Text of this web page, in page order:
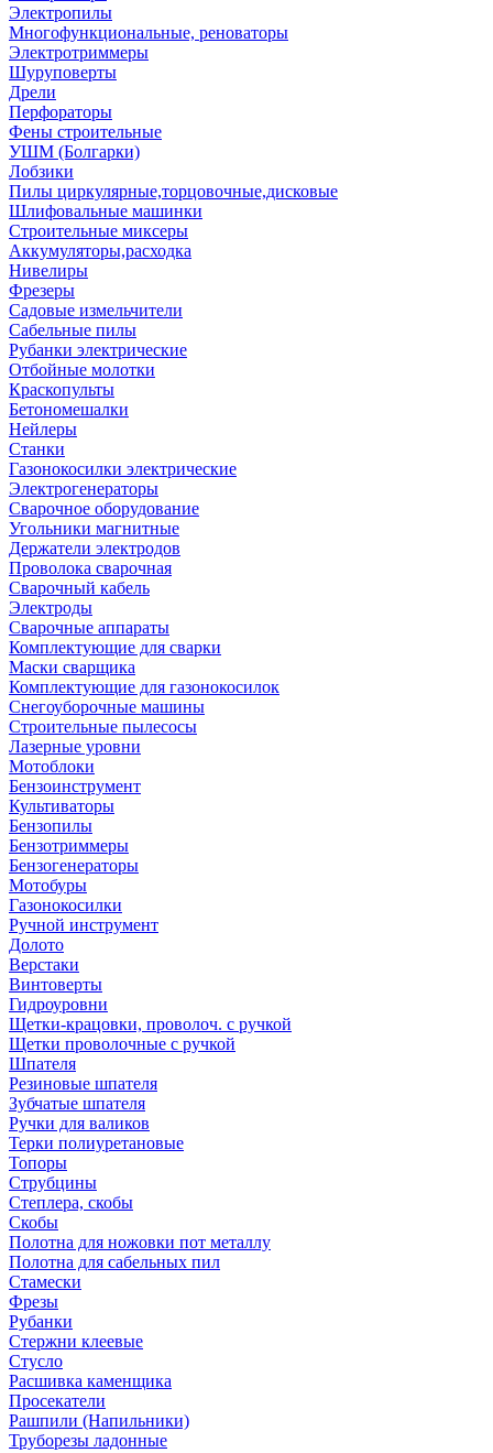
Электропилы
Многофункциональные, реноваторы
Электротриммеры
Шуруповерты
Дрели
Перфораторы
Фены строительные
УШМ (Болгарки)
Лобзики
Пилы циркулярные,торцовочные,дисковые
Шлифовальные машинки
Строительные миксеры
Аккумуляторы,расходка
Нивелиры
Фрезеры
Садовые измельчители
Сабельные пилы
Рубанки электрические
Отбойные молотки
Краскопульты
Бетономешалки
Нейлеры
Станки
Газонокосилки электрические
Электрогенераторы
Сварочное оборудование
Угольники магнитные
Держатели электродов
Проволока сварочная
Сварочный кабель
Электроды
Сварочные аппараты
Комплектующие для сварки
Маски сварщика
Комплектующие для газонокосилок
Снегоуборочные машины
Строительные пылесосы
Лазерные уровни
Мотоблоки
Бензоинструмент
Культиваторы
Бензопилы
Бензотриммеры
Бензогенераторы
Мотобуры
Газонокосилки
Ручной инструмент
Долото
Верстаки
Винтоверты
Гидроуровни
Щетки-крацовки, проволоч. с ручкой
Щетки проволочные с ручкой
Шпателя
Резиновые шпателя
Зубчатые шпателя
Ручки для валиков
Терки полиуретановые
Топоры
Струбцины
Степлера, скобы
Скобы
Полотна для ножовки пот металлу
Полотна для сабельных пил
Стамески
Фрезы
Рубанки
Стержни клеевые
Стусло
Расшивка каменщика
Просекатели
Рашпили (Напильники)
Труборезы ладонные